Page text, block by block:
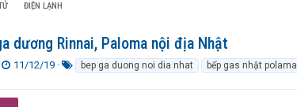
ĐIỆN LẠNH
dương Rinnai, Paloma nội địa Nhật
N
à
11/12/19
k
bep ga duong noi dia nhat bếp gas nhật polama